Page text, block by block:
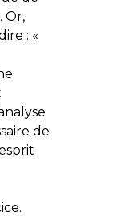
Or,
: «
de